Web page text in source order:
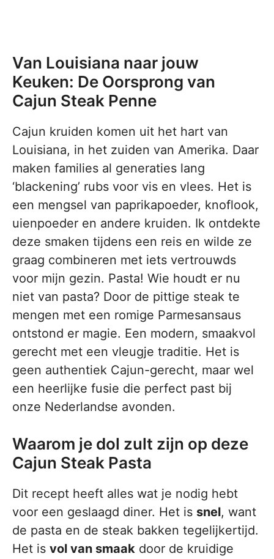
Van Louisiana naar jouw
Keuken: De Oorsprong van
Cajun Steak Penne
Cajun kruiden komen uit het hart van
Louisiana, in het zuiden van Amerika. Daar
maken families al generaties lang
‘blackening’ rubs voor vis en vlees. Het is
een mengsel van paprikapoeder, knoflook,
uienpoeder en andere kruiden. Ik ontdekte
deze smaken tijdens een reis en wilde ze
graag combineren met iets vertrouwds
voor mijn gezin. Pasta! Wie houdt er nu
niet van pasta? Door de pittige steak te
mengen met een romige Parmesansaus
ontstond er magie. Een modern, smaakvol
gerecht met een vleugje traditie. Het is
geen authentiek Cajun-gerecht, maar wel
een heerlijke fusie die perfect past bij
onze Nederlandse avonden.
Waarom je dol zult zijn op deze
Cajun Steak Pasta
Dit recept heeft alles wat je nodig hebt
voor een geslaagd diner. Het is snel, want
de pasta en de steak bakken tegelijkertijd.
Het is vol van smaak door de kruidige